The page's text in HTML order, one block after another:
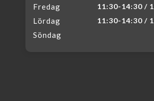
Fredag 11:30-14:30 /
Lördag 11:30-14:30 /
Söndag